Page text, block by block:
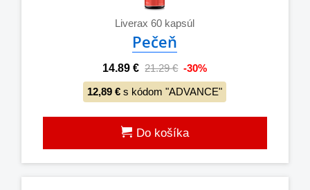
Liverax 60 kapsúl
Pečeň
14.89 € 21.29 € -30%
12,89 € s kódom "ADVANCE"
Do košíka